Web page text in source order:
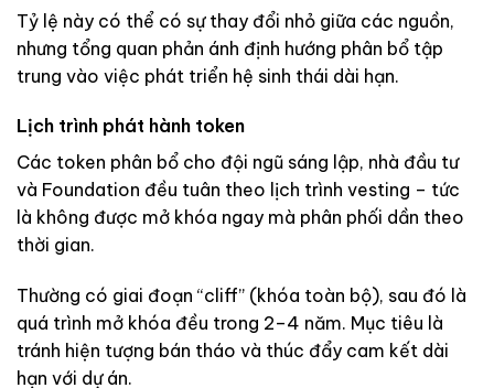
Tỷ lệ này có thể có sự thay đổi nhỏ giữa các nguồn,
nhưng tổng quan phản ánh định hướng phân bổ tập
trung vào việc phát triển hệ sinh thái dài hạn.
Lịch trình phát hành token
Các token phân bổ cho đội ngũ sáng lập, nhà đầu tư
và Foundation đều tuân theo lịch trình vesting – tức
là không được mở khóa ngay mà phân phối dần theo
thời gian.
Thường có giai đoạn “cliff” (khóa toàn bộ), sau đó là
quá trình mở khóa đều trong 2–4 năm. Mục tiêu là
tránh hiện tượng bán tháo và thúc đẩy cam kết dài
hạn với dự án.